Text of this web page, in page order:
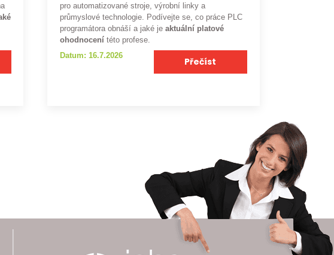
pro automatizované stroje, výrobní linky a
průmyslové technologie. Podívejte se, co práce PLC
programátora obnáší a jaké je aktuální platové
ohodnocení této profese.
Datum: 16.7.2026
Přečíst